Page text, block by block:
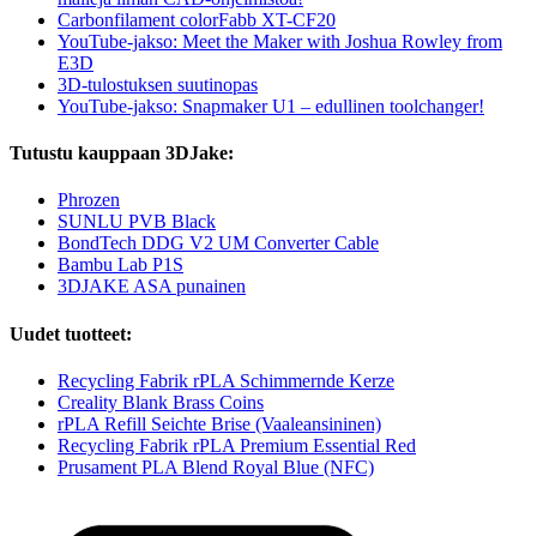
Carbonfilament colorFabb XT-CF20
YouTube-jakso: Meet the Maker with Joshua Rowley from
E3D
3D-tulostuksen suutinopas
YouTube-jakso: Snapmaker U1 – edullinen toolchanger!
Tutustu kauppaan 3DJake:
Phrozen
SUNLU PVB Black
BondTech DDG V2 UM Converter Cable
Bambu Lab P1S
3DJAKE ASA punainen
Uudet tuotteet:
Recycling Fabrik rPLA Schimmernde Kerze
Creality Blank Brass Coins
rPLA Refill Seichte Brise (Vaaleansininen)
Recycling Fabrik rPLA Premium Essential Red
Prusament PLA Blend Royal Blue (NFC)